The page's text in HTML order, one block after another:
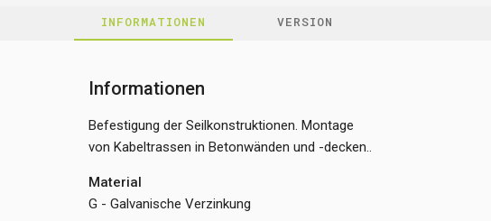
INFORMATIONEN VERSION
Informationen
Befestigung der Seilkonstruktionen. Montage
von Kabeltrassen in Betonwänden und -decken..
Material
G - Galvanische Verzinkung